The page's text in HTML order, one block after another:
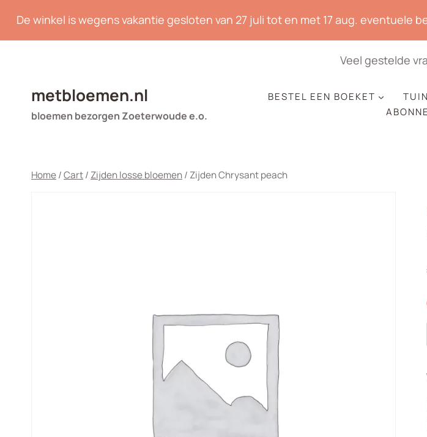
naar
inhoud
De winkel is wegens vakantie gesloten van 27 juli tot en met 17 aug. eventuele
Veel gestelde
metbloemen.nl
bloemen bezorgen Zoeterwoude e.o.
BESTEL EEN BOEKET
Home/Cart/ Zijden losse bloemen/ Zijden Chrysant peach